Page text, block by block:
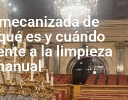
de
es y cuándo
a la limpieza